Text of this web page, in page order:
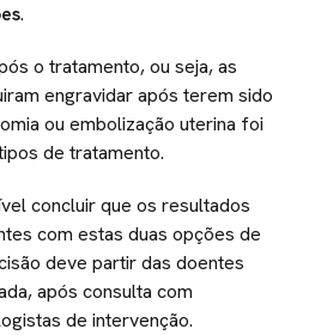
.
o tratamento, ou seja, as
engravidar após terem sido
ou embolização uterina foi
de tratamento.
concluir que os resultados
com estas duas opções de
deve partir das doentes
após consulta com
de intervenção.